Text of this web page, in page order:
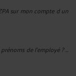
sur mon compte d un
de l'employé ? ...